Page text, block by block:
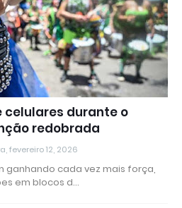
celulares durante o
redobrada
fevereiro 12, 2026
ganhando cada vez mais força,
em blocos d…